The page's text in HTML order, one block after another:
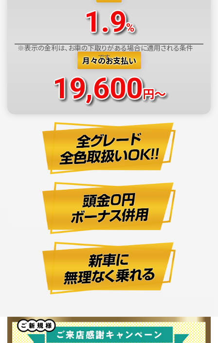
1.9%
※表示の金利は、お車の下取りがある場合に適用される条件
です。
月々のお支払い
19,600円～